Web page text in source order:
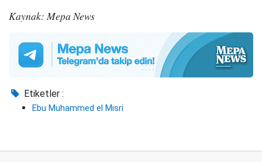
Kaynak: Mepa News
Etiketler :
Ebu Muhammed el Mısri